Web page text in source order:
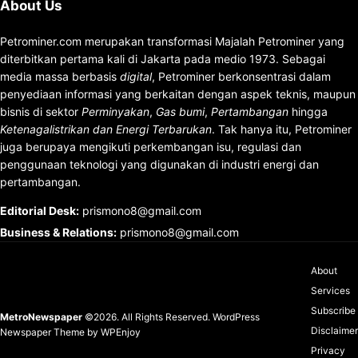
About Us
Petrominer.com merupakan transformasi Majalah Petrominer yang
diterbitkan pertama kali di Jakarta pada medio 1973. Sebagai
media massa berbasis digital, Petrominer berkonsentrasi dalam
penyediaan informasi yang berkaitan dengan aspek teknis, maupun
bisnis di sektor Perminyakan, Gas bumi, Pertambangan hingga
Ketenagalistrikan dan Energi Terbarukan. Tak hanya itu, Petrominer
juga berupaya mengikuti perkembangan isu, regulasi dan
penggunaan teknologi yang digunakan di industri energi dan
pertambangan.
Editorial Desk: prismono8@gmail.com
Business & Relations: prismono8@gmail.com
MetroNewspaper ©2026. All Rights Reserved. WordPress
Newspaper Theme by WPEnjoy
About
Services
Subscribe
Disclaimer
Privacy